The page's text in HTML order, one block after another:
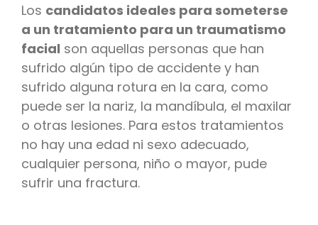
Los candidatos ideales para someterse
a un tratamiento para un traumatismo
facial son aquellas personas que han
sufrido algún tipo de accidente y han
sufrido alguna rotura en la cara, como
puede ser la nariz, la mandíbula, el maxilar
o otras lesiones. Para estos tratamientos
no hay una edad ni sexo adecuado,
cualquier persona, niño o mayor, pude
sufrir una fractura.